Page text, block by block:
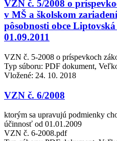
VZN č. 5/2008 o
v MŠ a školskom
pôsobnosti obce
01.09.2011
VZN č. 5-2008 o príspevkoch
Typ súboru: PDF dokument,
Vložené: 24. 10. 2018
VZN č. 6/2008
ktorým sa upravujú podmienky
účinnosť od 01.01.2009
VZN č. 6-2008.pdf